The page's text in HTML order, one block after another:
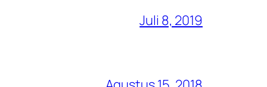
Juli 8, 2019